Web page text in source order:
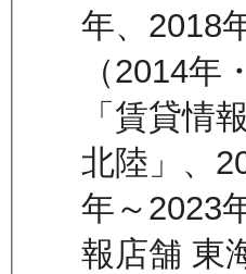
年、2018
（2014年
「賃貸情
北陸」、
年～2023
報店舗 東